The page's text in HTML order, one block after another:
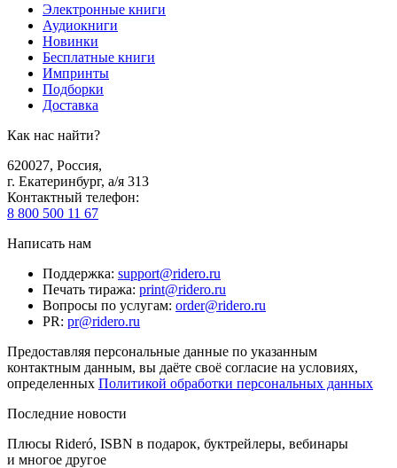
Электронные книги
Аудиокниги
Новинки
Бесплатные книги
Импринты
Подборки
Доставка
Как нас найти?
620027, Россия,
г. Екатеринбург, а/я 313
Контактный телефон:
8 800 500 11 67
Написать нам
Поддержка: support@ridero.ru
Печать тиража: print@ridero.ru
Вопросы по услугам: order@ridero.ru
PR: pr@ridero.ru
Предоставляя персональные данные по указанным
контактным данным, вы даёте своё согласие на условиях,
определенных Политикой обработки персональных данных
Последние новости
Плюсы Rideró, ISBN в подарок, буктрейлеры, вебинары
и многое другое